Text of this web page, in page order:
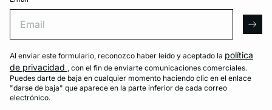
Al enviar este formulario, reconozco haber leído y aceptado la política
de privacidad , con el fin de enviarte comunicaciones comerciales.
Puedes darte de baja en cualquier momento haciendo clic en el enlace
"darse de baja" que aparece en la parte inferior de cada correo
electrónico.